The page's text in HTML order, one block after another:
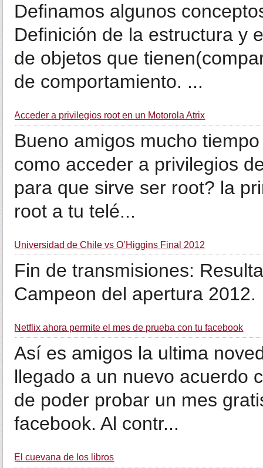
Definamos algunos
Definición de la estructura y
de objetos que
de comportamiento. ...
Acceder a privilegios root en un Motorola Atrix
Bueno amigos mucho
como acceder a privilegios
para que sirve ser root? la
root a tu telé...
Universidad de Chile vs O’Higgins Final 2012
Fin de transmisiones:
Campeon del apertura 2012.
Netflix ahora permite el mes de prueba con tu facebook
Así es amigos la ultima
llegado a un nuevo acuerdo
de poder probar un mes
facebook. Al contr...
El cuevana de los libros